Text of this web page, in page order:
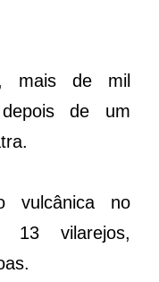
mais de mil
de um
vulcânica no
13 vilarejos,